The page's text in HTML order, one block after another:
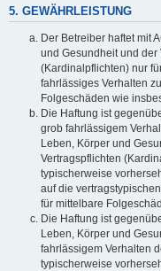
5. GEWÄHRLEISTUNG
Der Betreiber haftet mit
und Gesundheit und der
(Kardinalpflichten) nur
fahrlässiges Verhalten
Folgeschäden wie
Die Haftung ist
grob fahrlässigem
Leben, Körper und
Vertragspflichten
typischerweise
auf die
für mittelbare
Die Haftung ist
Leben, Körper und
fahrlässigem Verhalten
typischerweise